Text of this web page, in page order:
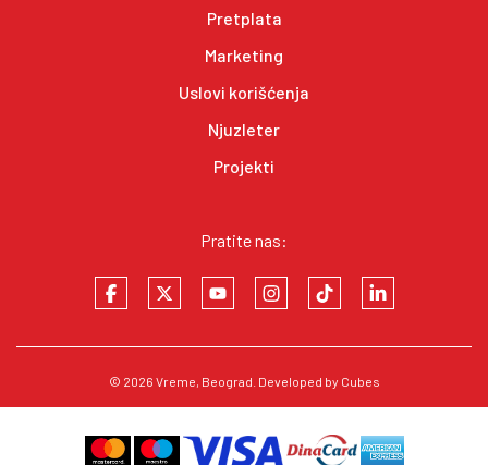
Pretplata
Marketing
Uslovi korišćenja
Njuzleter
Projekti
Pratite nas:
© 2026 Vreme, Beograd. Developed by Cubes